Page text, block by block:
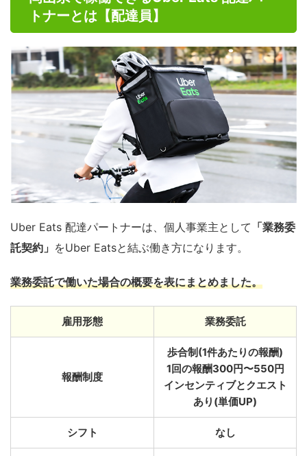
トナーとは【配達員】
Uber Eats 配達パートナーは、個人事業主として 「業務委
託契約」 をUber Eatsと結ぶ働き方になります。
業務委託で働いた場合の概要を表にまとめました。
雇用形態 業務委託
報酬制度
歩合制(1件あたりの報酬)
1回の報酬300円〜550円
インセンティブとクエスト
あり(単価UP)
シフト なし